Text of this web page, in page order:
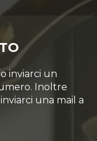
inviarci un
Inoltre
una mail a